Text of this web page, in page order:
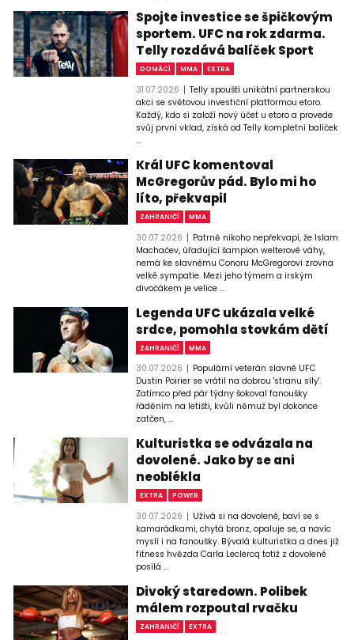
Spojte investice se špičkovým
sportem. UFC na rok zdarma.
Telly rozdává balíček Sport
DOMÁCÍ MMA EXTRA
31.07.2026
Telly spouští unikátní partnerskou
akci se světovou investiční platformou etoro.
Každý, kdo si založí nový účet u etoro a provede
svůj první vklad, získá od Telly kompletní balíček
...
Král UFC komentoval
McGregorův pád. Bylo mi ho
líto, překvapil
ZAHRANIČÍ MMA
30.07.2026
Patrně nikoho nepřekvapí, že Islam
Machačev, úřadující šampion welterové váhy,
nemá ke slavnému Conoru McGregorovi zrovna
velké sympatie. Mezi jeho týmem a irským
divočákem je velice ...
Legenda UFC ukázala velké
srdce, pomohla stovkám dětí
ZAHRANIČÍ MMA
30.07.2026
Populární veterán slavné UFC
Dustin Poirier se vrátil na dobrou 'stranu síly'.
Zatímco před pár týdny šokoval fanoušky
řáděním na letišti, kvůli němuž byl dokonce
zatčen, ...
Kulturistka se odvázala na
dovolené. Jako by se ani
neoblékla
EXTRA POWER
30.07.2026
Užívá si na dovolené, baví se s
kamarádkami, chytá bronz, opaluje se, a navíc
myslí i na fanoušky. Bývalá kulturistka a dnes již
fitness hvězda Carla Leclercq totiž z dovolené
posílá ...
Divoký staredown. Polibek
málem rozpoutal rvačku
ZAHRANIČÍ EXTRA